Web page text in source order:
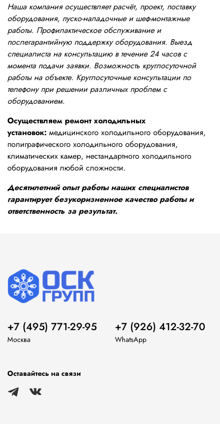
Наша компания осуществляет расчёт, проект, поставку
оборудования, пуско-наладочные и шеф-монтажные
работы. Профилактическое обслуживание и
послегарантийную поддержку оборудования. Выезд
специалиста на консультацию в течение 24 часов с
момента подачи заявки. Возможность круглосуточной
работы на объекте. Круглосуточные консультации по
телефону при решении различных проблем с
оборудованием.
Осуществляем ремонт холодильных
установок: медицинского холодильного оборудования,
полиграфического холодильного оборудования,
климатических камер, нестандартного холодильного
оборудования любой сложности.
Десятилетний опыт работы наших специалистов
гарантирует безукоризненное качество работы и
ответственность за результат.
+7 (495) 771-29-95
Москва
+7 (926) 412-32-70
WhatsApp
Оставайтесь на связи